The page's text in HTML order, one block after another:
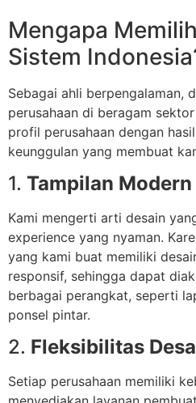
Mengapa
Sistem
Sebagai ahli berpengalaman,
perusahaan di beragam
profil perusahaan dengan
keunggulan yang membuat
1. Tampilan
Kami mengerti arti desain
experience yang nyaman.
yang kami buat memiliki
responsif, sehingga dapat
berbagai perangkat, seperti
ponsel pintar.
2. Fleksibilitas
Setiap perusahaan memiliki